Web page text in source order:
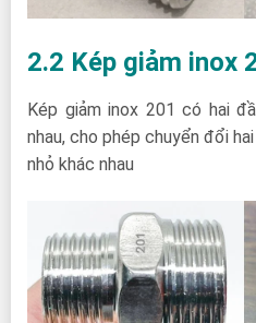
2.2 Kép giảm inox
Kép giảm inox 201 có hai
nhau, cho phép chuyển đổi
nhỏ khác nhau